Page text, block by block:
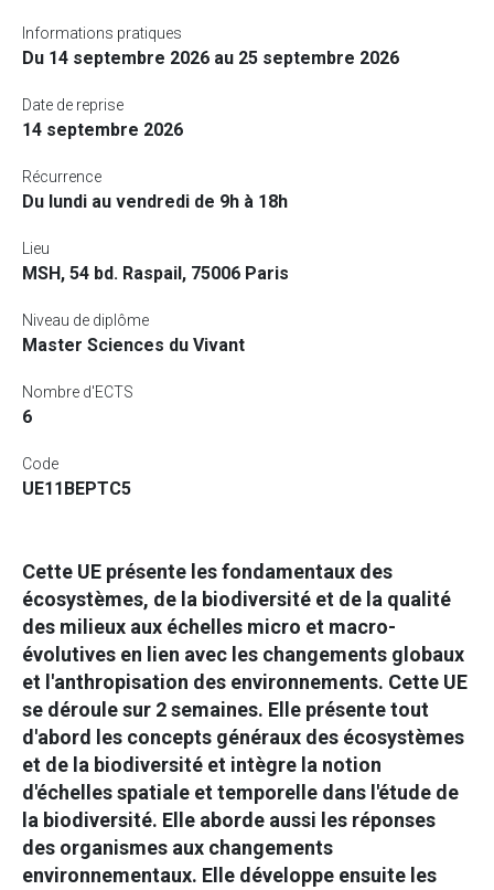
Informations pratiques
Du 14 septembre 2026 au 25 septembre 2026
Date de reprise
14 septembre 2026
Récurrence
Du lundi au vendredi de 9h à 18h
Lieu
MSH, 54 bd. Raspail, 75006 Paris
Niveau de diplôme
Master Sciences du Vivant
Nombre d'ECTS
6
Code
UE11BEPTC5
Cette UE présente les fondamentaux des
écosystèmes, de la biodiversité et de la qualité
des milieux aux échelles micro et macro-
évolutives en lien avec les changements globaux
et l'anthropisation des environnements. Cette UE
se déroule sur 2 semaines. Elle présente tout
d'abord les concepts généraux des écosystèmes
et de la biodiversité et intègre la notion
d'échelles spatiale et temporelle dans l'étude de
la biodiversité. Elle aborde aussi les réponses
des organismes aux changements
environnementaux. Elle développe ensuite les